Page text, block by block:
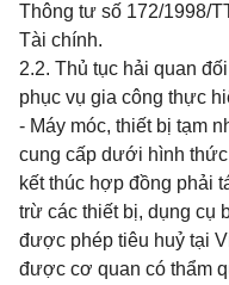
Thông tư số 172/1998/
Tài chính.
2.2. Thủ tục hải quan
phục vụ gia công thực
- Máy móc, thiết bị tạm
cung cấp dưới hình
kết thúc hợp đồng phải
trừ các thiết bị, dụng cụ
được phép tiêu huỷ tại
được cơ quan có thẩm